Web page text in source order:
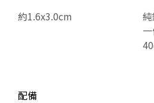
約1.6x3.0cm
配備